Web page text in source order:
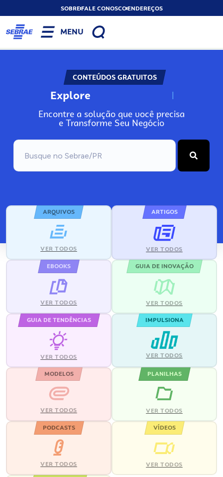
SOBREFALE CONOSCOENDEREÇOS
MENU
CONTEÚDOS GRATUITOS
Explore N
Encontre a solução que você precisa
e Transforme Seu Negócio
ARQUIVOS
VER TODOS
ARTIGOS
VER TODOS
EBOOKS
VER TODOS
GUIA DE INOVAÇÃO
VER TODOS
GUIA DE TENDÊNCIAS
VER TODOS
IMPULSIONA
VER TODOS
MODELOS
VER TODOS
PLANILHAS
VER TODOS
PODCASTS
VER TODOS
VÍDEOS
VER TODOS